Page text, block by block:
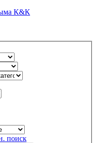
поиск